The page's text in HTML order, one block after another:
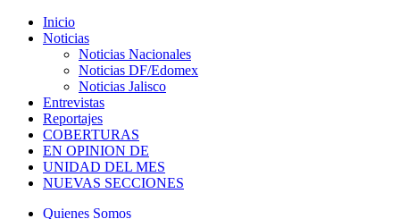
Inicio
Noticias
Noticias Nacionales
Noticias DF/Edomex
Noticias Jalisco
Entrevistas
Reportajes
COBERTURAS
EN OPINION DE
UNIDAD DEL MES
NUEVAS SECCIONES
Quienes Somos